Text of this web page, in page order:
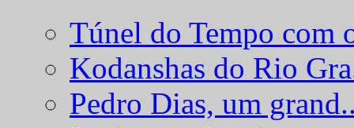
Túnel do Tempo com
Kodanshas do Rio
Pedro Dias, um